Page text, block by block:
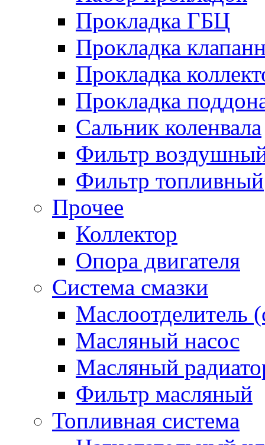
Прокладка ГБЦ
Прокладка
Прокладка
Прокладка
Сальник коленвала
Фильтр
Фильтр топливный
Прочее
Коллектор
Опора двигателя
Система смазки
Маслоотделитель
Масляный насос
Масляный
Фильтр масляный
Топливная система